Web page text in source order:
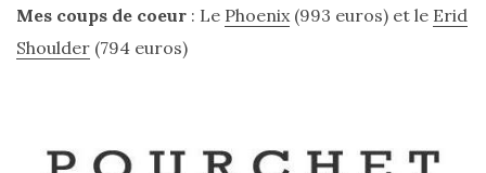
Mes coups de coeur : Le Phoenix (993 euros) et le Erid
Shoulder (794 euros)